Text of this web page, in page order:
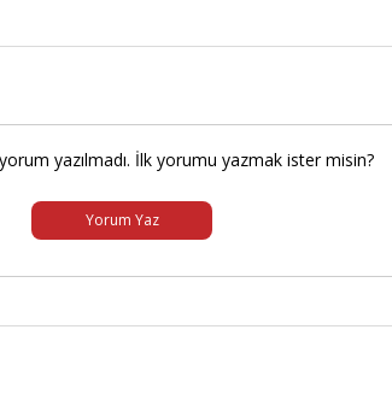
yazılmadı. İlk yorumu yazmak ister misin?
Yorum Yaz